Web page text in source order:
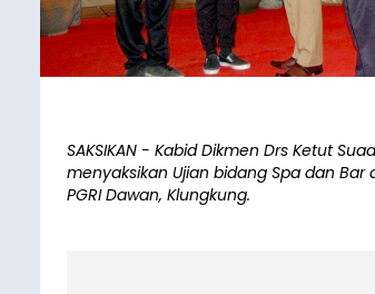
SAKSIKAN - Kabid Dikmen Drs Ketut
menyaksikan Ujian bidang Spa dan Bar
PGRI Dawan, Klungkung.